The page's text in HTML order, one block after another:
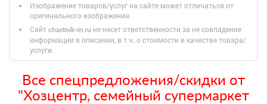
Изображение товаров/услуг на сайте может отличаться от
оригинального изображения.
Сайт chastnik-m.ru не несет ответственности за не совпадение
информации в описании, в т.ч. о стоимости и качестве товара/
услуги.
Все спецпредложения/скидки от
"Хозцентр, семейный супермаркет